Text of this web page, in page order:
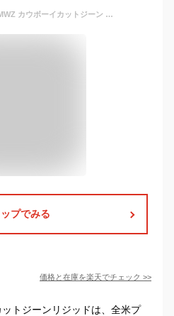
ラングラー Wrangler 13MWZ カウボーイカットジーン リジッド COWBOY CUT JEAN RIGID 生デニム ｜ ジーンズ メンズ 定番 ストレートシルエット ヘビーウエイト デニム ジップフライ 米国ラングラー社のオリジナルモデル
プでみる
価格と在庫を楽天でチェック >>
トジーンリジッドは、全米プ